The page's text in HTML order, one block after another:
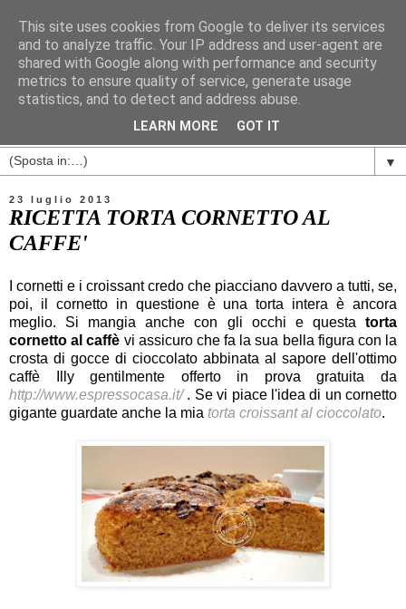
▼
23 luglio 2013
RICETTA TORTA CORNETTO AL
CAFFE'
I cornetti e i croissant credo che piacciano davvero a tutti, se,
poi, il cornetto in questione è una torta intera è ancora
meglio. Si mangia anche con gli occhi e questa torta
cornetto al caffè vi assicuro che fa la sua bella figura con la
crosta di gocce di cioccolato abbinata al sapore dell'ottimo
caffè Illy gentilmente offerto in prova gratuita da
http://www.espressocasa.it/. Se vi piace l'idea di un cornetto
gigante guardate anche la mia torta croissant al cioccolato.
This site uses cookies from Google to deliver its services
and to analyze traffic. Your IP address and user-agent are
shared with Google along with performance and security
metrics to ensure quality of service, generate usage
statistics, and to detect and address abuse.
LEARN MORE GOT IT